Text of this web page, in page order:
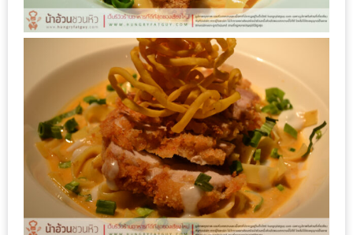
200
บาท
เบาะแส
ความ
อร่อย
ตาม
รอย
น้า